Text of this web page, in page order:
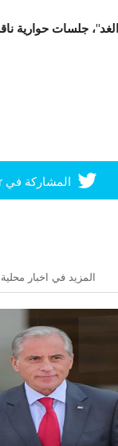
جلسات حوارية
المشاركة في Twitter
المزيد في اخبار محلية